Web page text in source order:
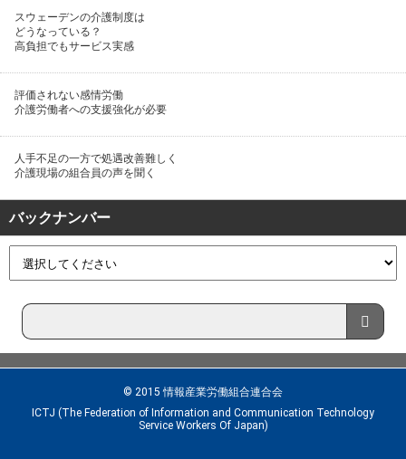
スウェーデンの介護制度は
どうなっている？
高負担でもサービス実感
評価されない感情労働
介護労働者への支援強化が必要
人手不足の一方で処遇改善難しく
介護現場の組合員の声を聞く
バックナンバー
© 2015 情報産業労働組合連合会
ICTJ (The Federation of Information and Communication Technology
Service Workers Of Japan)